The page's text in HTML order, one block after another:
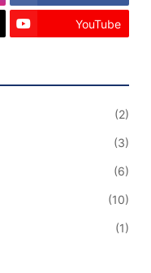
YouTube
(2)
(3)
(6)
(10)
(1)